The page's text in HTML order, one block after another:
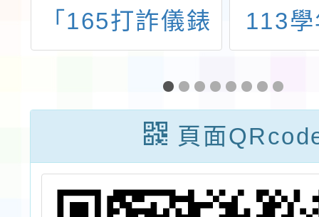
「165打詐儀錶
板」專網宣導教
材，請老師協助
推廣周知
113
學期
團-錄
9月23
頁面